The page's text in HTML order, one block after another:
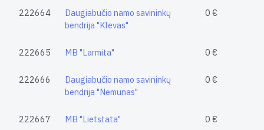
222664
Daugiabučio namo savininkų
bendrija "Klevas"
0 €
222665 MB "Larmita" 0 €
222666
Daugiabučio namo savininkų
bendrija "Nemunas"
0 €
222667 MB "Lietstata" 0 €